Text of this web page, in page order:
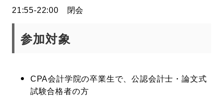
21:55-22:00 閉会
参加対象
CPA会計学院の卒業生で、公認会計士・論文式
試験合格者の方